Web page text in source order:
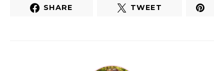
SHARE TWEET